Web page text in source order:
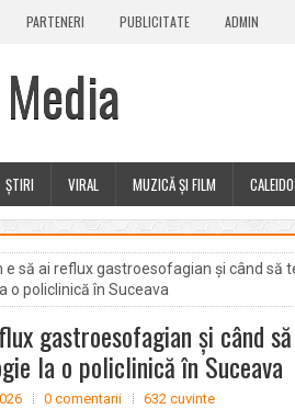
PARTENERI PUBLICITATE ADMIN
ȘTIRI VIRAL MUZICĂ ȘI FILM
e să ai reflux gastroesofagian și când să
o policlinică în Suceava
gastroesofagian și când
la o policlinică în Suceava
0 comentarii 632 cuvinte